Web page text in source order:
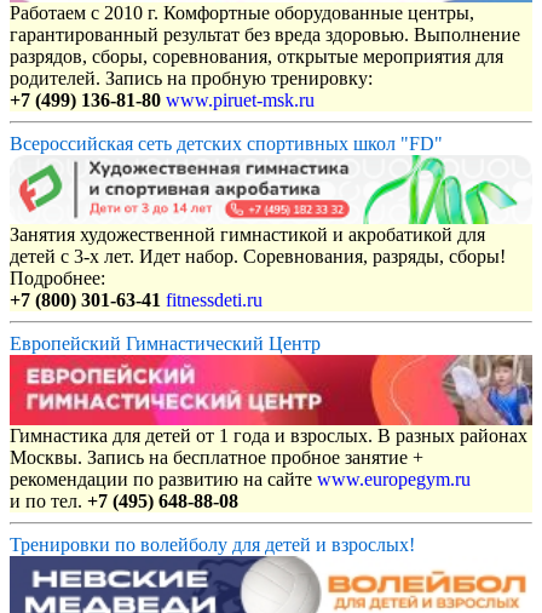
Работаем с 2010 г. Комфортные оборудованные центры,
гарантированный результат без вреда здоровью. Выполнение
разрядов, сборы, соревнования, открытые мероприятия для
родителей. Запись на пробную тренировку:
+7 (499) 136-81-80 www.piruet-msk.ru
Всероссийская сеть детских спортивных школ "FD"
Занятия художественной гимнастикой и акробатикой для
детей с 3-х лет. Идет набор. Соревнования, разряды, сборы!
Подробнее:
+7 (800) 301-63-41 fitnessdeti.ru
Европейский Гимнастический Центр
Гимнастика для детей от 1 года и взрослых. В разных районах
Москвы. Запись на бесплатное пробное занятие +
рекомендации по развитию на сайте www.europegym.ru
и по тел. +7 (495) 648-88-08
Тренировки по волейболу для детей и взрослых!